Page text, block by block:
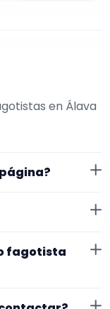
en Álava
público en
por
Además,
en Álava.
lugar exacto,
fagotista